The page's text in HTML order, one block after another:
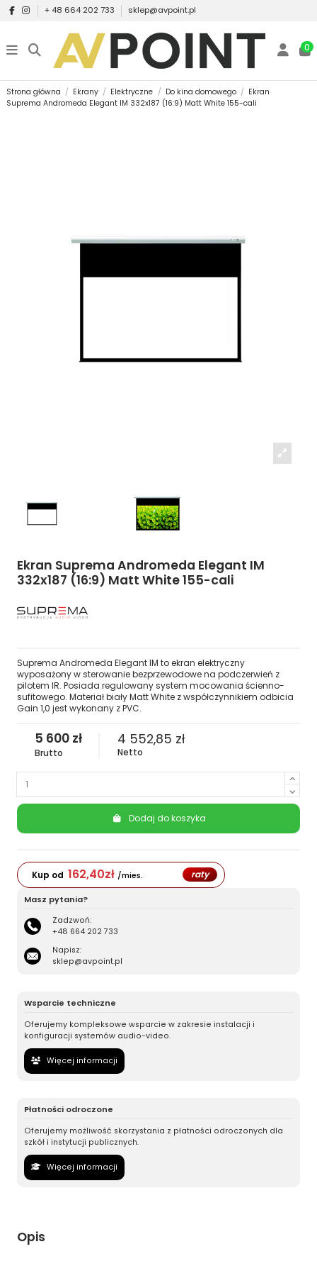
+ 48 664 202 733 sklep@avpoint.pl
0
Strona główna Ekrany Elektryczne Do kina domowego
Ekran
Suprema Andromeda Elegant IM 332x187 (16:9) Matt White 155-cali
Ekran Suprema Andromeda Elegant IM
332x187 (16:9) Matt White 155-cali
Suprema Andromeda Elegant IM to ekran elektryczny
wyposażony w sterowanie bezprzewodowe na podczerwień z
pilotem IR. Posiada regulowany system mocowania ścienno-
sufitowego. Materiał biały Matt White z współczynnikiem odbicia
Gain 1,0 jest wykonany z PVC.
5 600 zł
Brutto
4 552,85 zł
Netto
Dodaj do koszyka
Kup od 162,40zł /mies. raty
Masz pytania?
Zadzwoń:
+48 664 202 733
Napisz:
sklep@avpoint.pl
Wsparcie techniczne
Oferujemy kompleksowe wsparcie w zakresie instalacji i
konfiguracji systemów audio-video.
Więcej informacji
Płatności odroczone
Oferujemy możliwość skorzystania z płatności odroczonych dla
szkół i instytucji publicznych.
Więcej informacji
Opis